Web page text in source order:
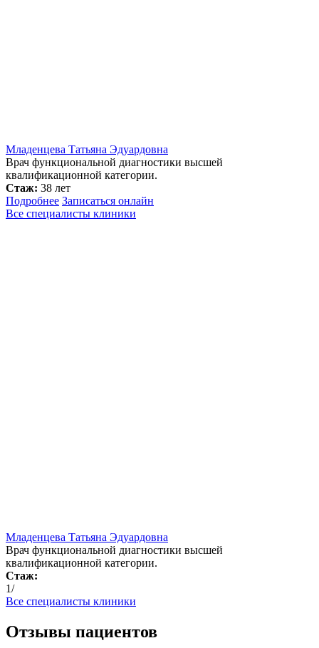
Младенцева Татьяна Эдуардовна
Врач функциональной диагностики высшей
квалификационной категории.
Стаж: 38 лет
Подробнее Записаться онлайн
Все специалисты клиники
Младенцева Татьяна Эдуардовна
Врач функциональной диагностики высшей
квалификационной категории.
Стаж:
1/
Все специалисты клиники
Отзывы пациентов